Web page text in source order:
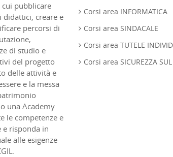
cui pubblicare
didattici, creare e
percorsi di
di studio e
del progetto
delle attività e
e la messa
una Academy
le competenze e
e risponda in
alle esigenze
Corsi area INFORMATICA
Corsi area SINDACALE
Corsi area TUTELE
Corsi area SICUREZZA SUL